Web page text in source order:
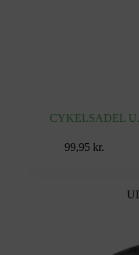
CYKELSADEL
99,95 kr.